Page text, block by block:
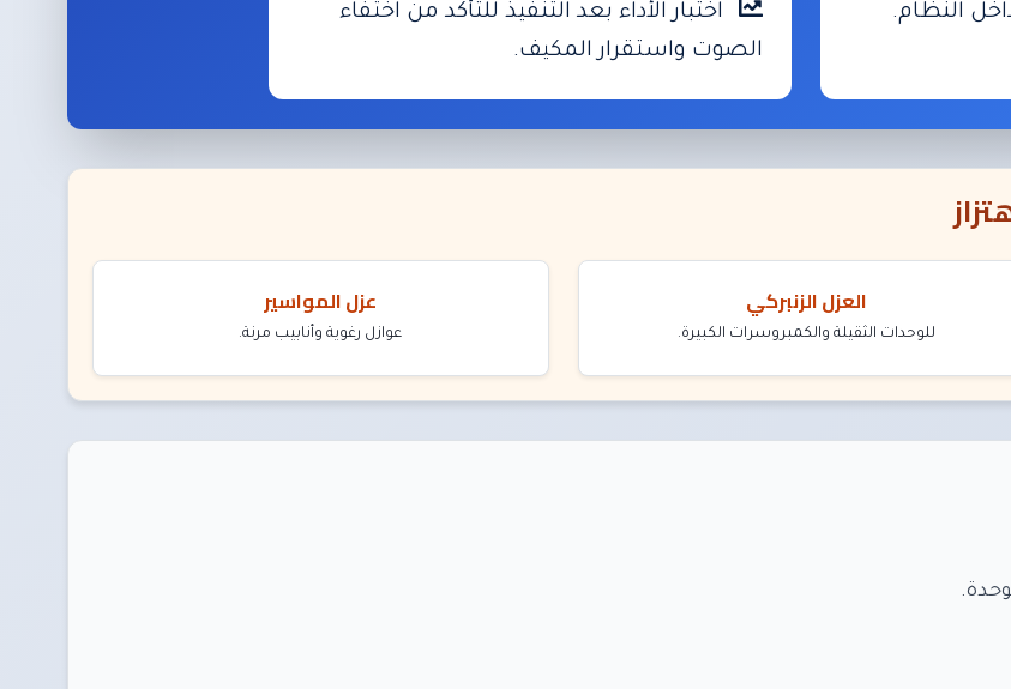
النظام.
اختبار الأداء بعد التنفيذ للتأكد من اختفاء
الصوت واستقرار المكيف.
العزل الزنبركي
للوحدات الثقيلة والكمبروسرات الكبيرة.
عزل المواسير
عوازل رغوية وأنابيب مرنة.